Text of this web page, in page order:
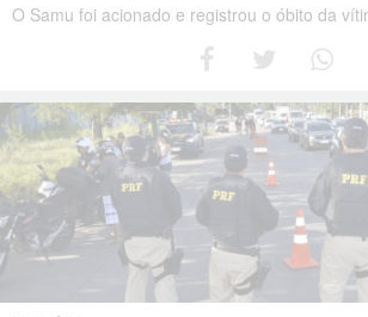
O Samu foi acionado e registrou o óbito da